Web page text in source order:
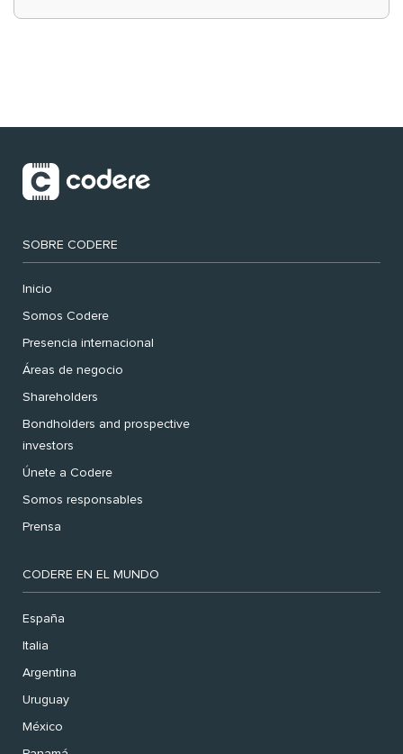
SOBRE CODERE
Inicio
Somos Codere
Presencia internacional
Áreas de negocio
Shareholders
Bondholders and prospective
investors
Únete a Codere
Somos responsables
Prensa
CODERE EN EL MUNDO
España
Italia
Argentina
Uruguay
México